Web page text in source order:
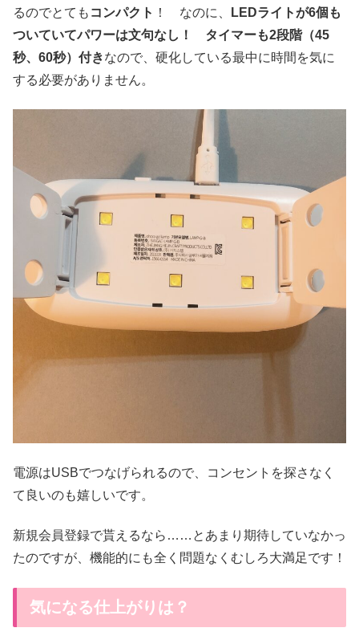
るのでとても コンパクト ！ なのに、
LEDライトが6個も
ついていてパワーは文句なし！
タイマーも2段階（45
秒、60秒）付きなので、硬化している最中に時間を気に
する必要がありません。
電源はUSBでつなげられるので、コンセントを探さなく
て良いのも嬉しいです。
新規会員登録で貰えるなら……とあまり期待していなかっ
たのですが、機能的にも全く問題なくむしろ大満足です！
気になる仕上がりは？